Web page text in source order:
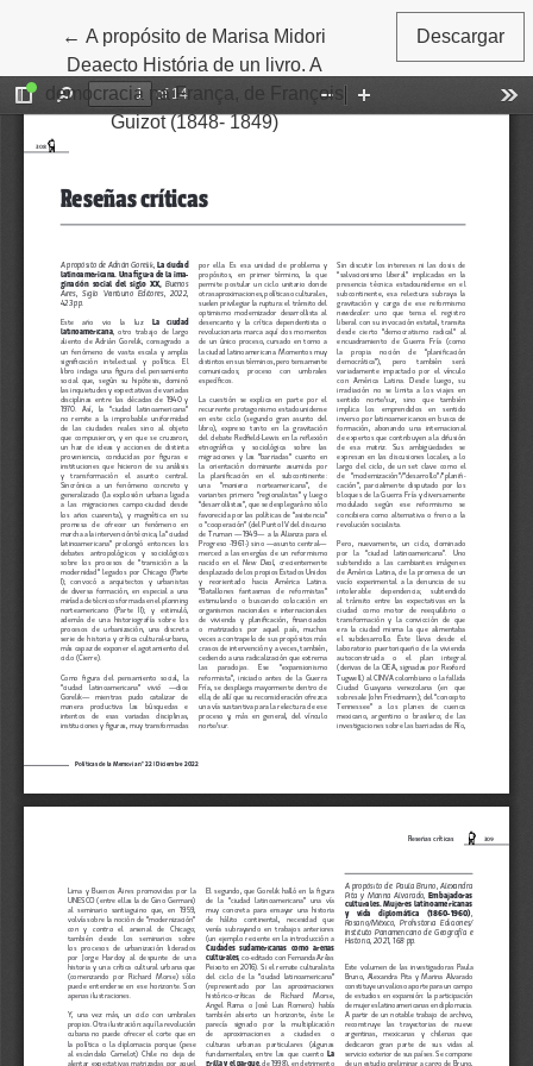
←Volver a los detalles del artículo
A propósito de Marisa Midori
Deaecto História de un livro. A
democracia na França, de François
Guizot (1848- 1849)
Descargar